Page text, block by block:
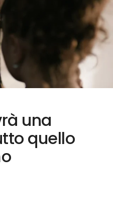
una
quello